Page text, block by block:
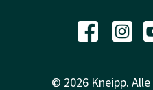
© 2026 Kneipp.